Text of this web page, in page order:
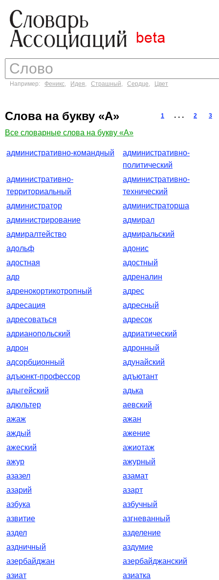
Например: Феникс, Идея, Страшный, Сердце, Цвет
Слова на букву «А» 1 . . . 2 3
Все словарные слова на букву «А»
административно-командный
административно-
политический
административно-
территориальный
административно-
технический
администратор
администраторша
администрирование
адмирал
адмиралтейство
адмиральский
адольф
адонис
адостная
адостный
адр
адреналин
адренокортикотропный
адрес
адресация
адресный
адресоваться
адресок
адрианопольский
адриатический
адрон
адронный
адсорбционный
адунайский
адъюнкт-профессор
адъютант
адыгейский
адька
адюльтер
аевский
ажаж
ажан
аждый
ажение
ажеский
ажиотаж
ажур
ажурный
азазел
азамат
азарий
азарт
азбука
азбучный
азвитие
азгневанный
аздел
азделение
аздничный
аздумие
азербайджан
азербайджанский
азиат
азиатка